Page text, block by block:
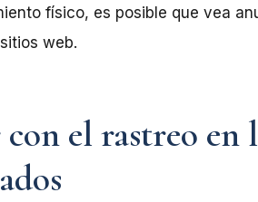
físico, es posible que vea
web.
el rastreo en